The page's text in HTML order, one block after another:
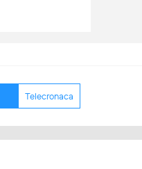
Telecronaca